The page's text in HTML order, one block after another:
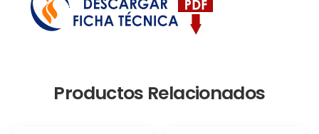
Productos Relacionados